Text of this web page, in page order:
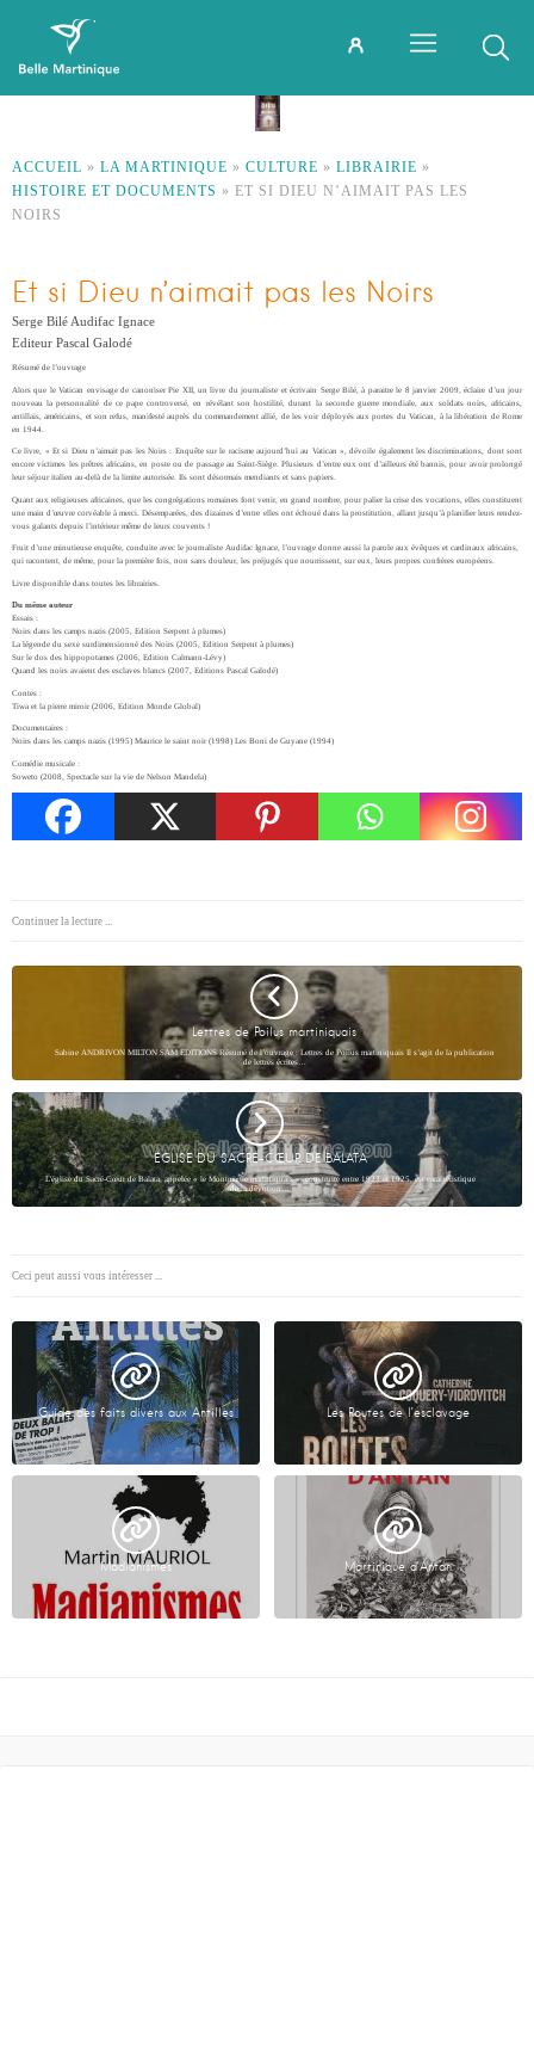
ACCUEIL » LA MARTINIQUE » CULTURE » LIBRAIRIE »
HISTOIRE ET DOCUMENTS » ET SI DIEU N’AIMAIT PAS LES
NOIRS
Et si Dieu n’aimait pas les Noirs
Serge Bilé Audifac Ignace
Editeur Pascal Galodé
Résumé de l’ouvrage
Alors que le Vatican envisage de canoniser Pie XII, un livre du journaliste et écrivain Serge Bilé, à paraitre le 8 janvier 2009, éclaire d’un jour
nouveau la personnalité de ce pape controversé, en révélant son hostilité, durant la seconde guerre mondiale, aux soldats noirs, africains,
antillais, américains, et son refus, manifesté auprès du commandement allié, de les voir déployés aux portes du Vatican, à la libération de Rome
en 1944.
Ce livre, « Et si Dieu n’aimait pas les Noirs : Enquête sur le racisme aujourd’hui au Vatican », dévoile également les discriminations, dont sont
encore victimes les prêtres africains, en poste ou de passage au Saint-Siège. Plusieurs d’entre eux ont d’ailleurs été bannis, pour avoir prolongé
leur séjour italien au-delà de la limite autorisée. Ils sont désormais mendiants et sans papiers.
Quant aux religieuses africaines, que les congrégations romaines font venir, en grand nombre, pour palier la crise des vocations, elles constituent
une main d’œuvre corvéable à merci. Désemparées, des dizaines d’entre elles ont échoué dans la prostitution, allant jusqu’à planifier leurs rendez-
vous galants depuis l’intérieur même de leurs couvents !
Fruit d’une minutieuse enquête, conduite avec le journaliste Audifac Ignace, l’ouvrage donne aussi la parole aux évêques et cardinaux africains,
qui racontent, de même, pour la première fois, non sans douleur, les préjugés que nourrissent, sur eux, leurs propres confrères européens.
Livre disponible dans toutes les librairies.
Du même auteur
Essais :
Noirs dans les camps nazis (2005, Edition Serpent à plumes)
La légende du sexe surdimensionné des Noirs (2005, Edition Serpent à plumes)
Sur le dos des hippopotames (2006, Edition Calmann-Lévy)
Quand les noirs avaient des esclaves blancs (2007, Editions Pascal Galodé)
Contes :
Tiwa et la pierre miroir (2006, Edition Monde Global)
Documentaires :
Noirs dans les camps nazis (1995) Maurice le saint noir (1998) Les Boni de Guyane (1994)
Comédie musicale :
Soweto (2008, Spectacle sur la vie de Nelson Mandela)
Continuer la lecture ...
Lettres de Poilus martiniquais
Sabine ANDRIVON MILTON SAM EDITIONS Résumé de l’ouvrage : Lettres de Poilus martiniquais Il s’agit de la publication
de lettres écrites…
ÉGLISE DU SACRÉ-CŒUR DE BALATA
L’église du Sacré-Cœur de Balata, appelée « le Montmartre martiniquais », construite entre 1923 et 1925, est caractéristique
de la dévotion…
Ceci peut aussi vous intéresser ...
Guide des faits divers aux Antilles Les Routes de l’esclavage
Madianismes Martinique d’Antan